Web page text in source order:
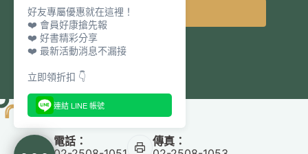
電話：
傳真：
好友專屬優惠就在這裡！
❤️ 會員好康搶先報
❤️ 好書精彩分享
❤️ 最新活動消息不漏接
立即領折扣 👇
連結 LINE 帳號